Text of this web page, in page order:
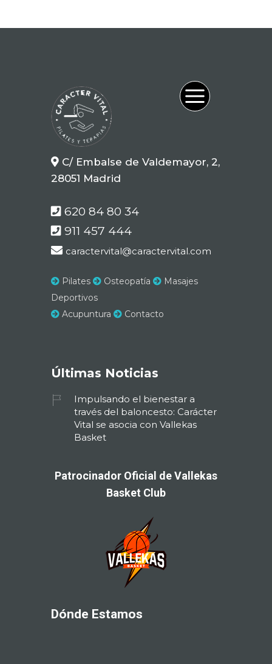
C/ Embalse de Valdemayor, 2,
28051 Madrid
620 84 80 34
911 457 444
caractervital@caractervital.com
Pilates Osteopatía
Masajes
Deportivos
Acupuntura
Contacto
Últimas Noticias
Impulsando el bienestar a
través del baloncesto: Carácter
Vital se asocia con Vallekas
Basket
Patrocinador Oficial de Vallekas
Basket Club
Dónde Estamos